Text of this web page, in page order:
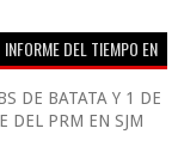
INFORME DEL TIEMPO EN
DE BATATA Y 1 DE
DEL PRM EN SJM